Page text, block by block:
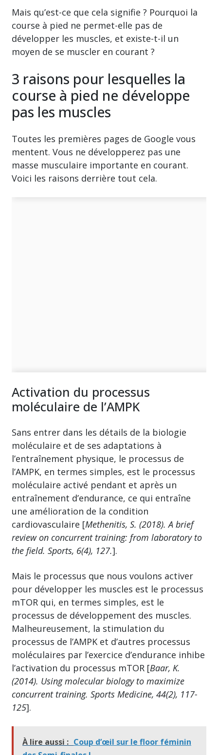
Mais qu’est-ce que cela signifie ? Pourquoi la
course à pied ne permet-elle pas de
développer les muscles, et existe-t-il un
moyen de se muscler en courant ?
3 raisons pour lesquelles la
course à pied ne développe
pas les muscles
Toutes les premières pages de Google vous
mentent. Vous ne développerez pas une
masse musculaire importante en courant.
Voici les raisons derrière tout cela.
Activation du processus
moléculaire de l’AMPK
Sans entrer dans les détails de la biologie
moléculaire et de ses adaptations à
l’entraînement physique, le processus de
l’AMPK, en termes simples, est le processus
moléculaire activé pendant et après un
entraînement d’endurance, ce qui entraîne
une amélioration de la condition
cardiovasculaire [Methenitis, S. (2018). A brief
review on concurrent training: from laboratory to
the field. Sports, 6(4), 127.].
Mais le processus que nous voulons activer
pour développer les muscles est le processus
mTOR qui, en termes simples, est le
processus de développement des muscles.
Malheureusement, la stimulation du
processus de l’AMPK et d’autres processus
moléculaires par l’exercice d’endurance inhibe
l’activation du processus mTOR [Baar, K.
(2014). Using molecular biology to maximize
concurrent training. Sports Medicine, 44(2), 117-
125].
À lire aussi : Coup d’œil sur le floor féminin